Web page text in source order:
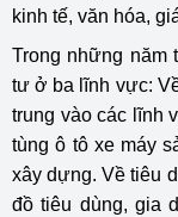
kinh tế, văn hóa,
Trong những năm
tư ở ba lĩnh vực:
trung vào các lĩnh
tùng ô tô xe máy
xây dựng. Về tiêu
đồ tiêu dùng, gia